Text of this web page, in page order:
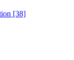
[38]